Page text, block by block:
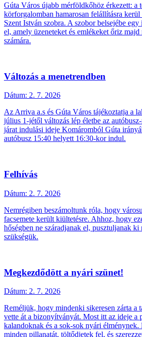
Gúta Város újabb mérföldkőhöz érkezett: a
körforgalomban hamarosan felállításra
Szent István szobra. A szobor belsejébe
el, amely üzeneteket és emlékeket őriz
számára.
Változás a menetrendben
Dátum: 2. 7. 2026
Az Arriva a.s és Gúta Város tájékoztatja a
július 1-jétől változás lép életbe az
járat indulási ideje Komáromból Gúta
autóbusz 15:40 helyett 16:30-kor indul.
Felhívás
Dátum: 2. 7. 2026
Nemrégiben beszámoltunk róla, hogy
facsemete került kiültetésre. Ahhoz, hogy
hőségben ne száradjanak el, pusztuljanak ki
szükségük.
Megkezdődött a nyári szünet!
Dátum: 2. 7. 2026
Reméljük, hogy mindenki sikeresen zárta a
vette át a bizonyítványát. Most itt az ideje a
kalandoknak és a sok-sok nyári
minden pillanatát, töltődjetek fel, és